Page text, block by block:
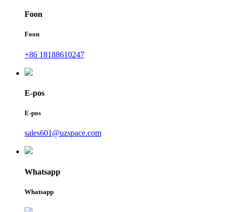
Foon
Foon
+86 18188610247
E-pos
E-pos
sales601@uzspace.com
Whatsapp
Whatsapp